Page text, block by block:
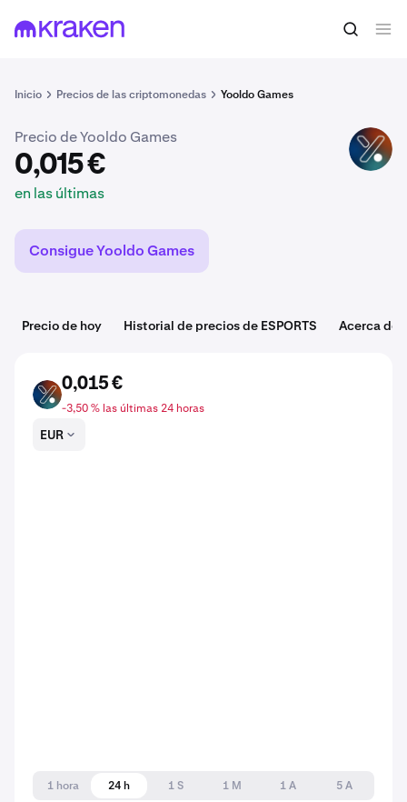
Inicio Precios de las criptomonedas Yooldo Games
0,015 € Comprar ESPORTS
Precio de Yooldo Games
0,015 €
en las últimas
ESPORTS
Consigue Yooldo Games
Precio de hoy Historial de precios de ESPORTS Acerca de
ESPORTS
0,015 €
-3,50 % las últimas 24 horas
EUR
1 hora 24 h 1 S 1 M 1 A
5 A